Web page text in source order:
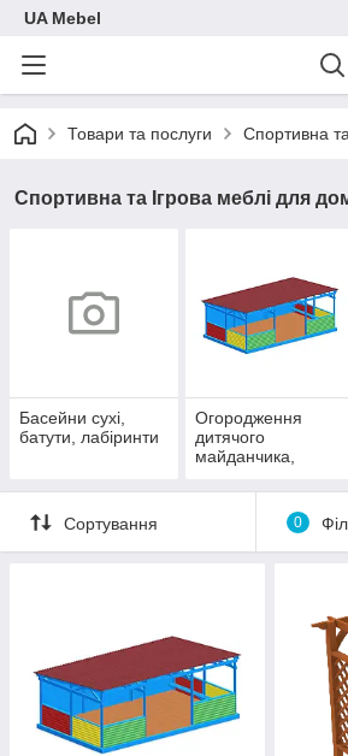
UA Mebel
Товари та послуги Спортивна
Спортивна та Ігрова меблі для
Басейни сухі,
батути, лабіринти
Огородження
дитячого
майданчика,
Сортування 0